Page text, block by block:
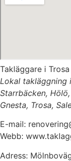
Takläggare i Trosa
Lokal takläggning
Starrbäcken,
Gnesta, Trosa,
E-mail:
Webb:
Adress: